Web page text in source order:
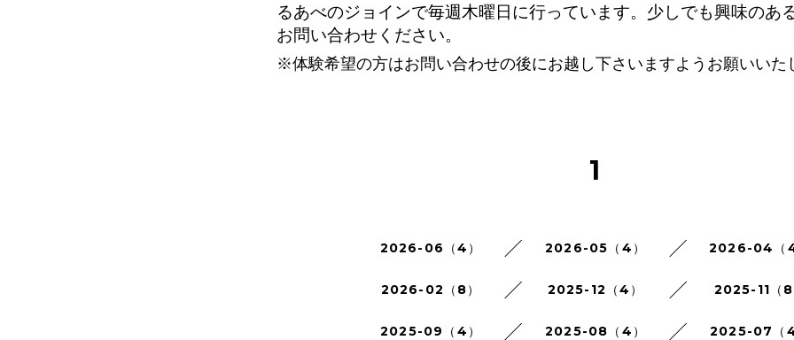
るあべのジョインで毎週木曜日に行っています。少しでも興味のあ
お問い合わせください。
※体験希望の方はお問い合わせの後にお越し下さいますようお願いいた
1
2026-06（4） 2026-05（4） 2026-04（4
2026-02（8） 2025-12（4） 2025-11（8
2025-09（4） 2025-08（4） 2025-07（4